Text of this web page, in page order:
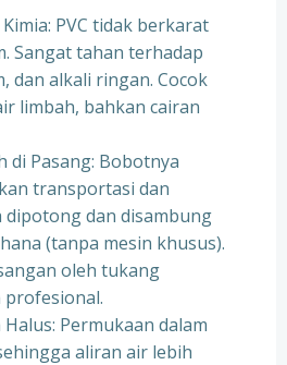
PVC tidak berkarat
Sangat tahan terhadap
dan alkali ringan. Cocok
limbah, bahkan cairan
di Pasang: Bobotnya
transportasi dan
dipotong dan disambung
(tanpa mesin khusus).
oleh tukang
Permukaan dalam
aliran air lebih